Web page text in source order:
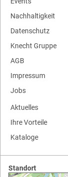
Nachhaltigkeit
Datenschutz
Knecht Gruppe
AGB
Impressum
Jobs
Aktuelles
Ihre Vorteile
Kataloge
Standort